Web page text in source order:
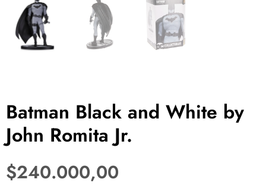
Batman Black and White by
John Romita Jr.
$240.000,00
1 disponibles